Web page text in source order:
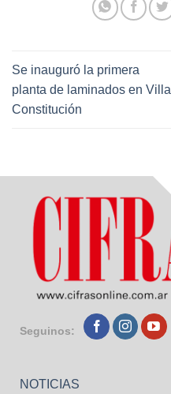
Se inauguró la primera
planta de laminados en Villa
Constitución
Seguinos:
NOTICIAS